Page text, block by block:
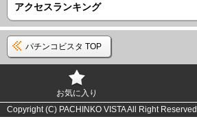
アクセスランキング
パチンコビスタ TOP
お気に入り
Copyright (C) PACHINKO VISTA All Right Reserved.